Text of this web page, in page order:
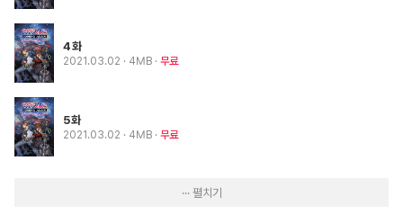
4화
2021.03.02 · 4MB 무료
5화
2021.03.02 · 4MB 무료
··· 펼치기